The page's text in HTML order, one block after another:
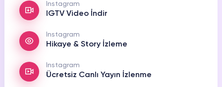
Youtube
Ücretsiz Yorum
Youtube
Ücretsiz 4000 Saat İzlenme
Instagram
IGTV Video İndir
Instagram
Hikaye & Story İzleme
Instagram
Ücretsiz Canlı Yayın İzlenme